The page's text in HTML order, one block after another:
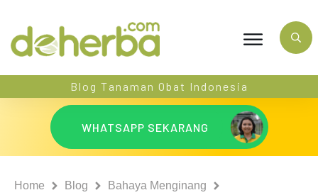
Blog Tanaman Obat Indonesia
WHATSAPP SEKARANG
Home Blog
Bahaya Menginang